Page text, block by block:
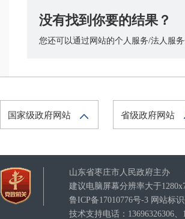
没有找到你要的结果？
您还可以通过网站的个人服务/法人服
国家级政府网站 省级政府网站
山东省枣庄市人民政府主办
建议电脑屏幕分辨率大于
鲁ICP备17010776号-3 网站标
技术支持电话：13696326306、